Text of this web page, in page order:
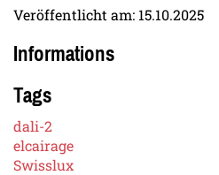
Veröffentlicht am: 15.10.2025
Informations
Tags
dali-2
elcairage
Swisslux